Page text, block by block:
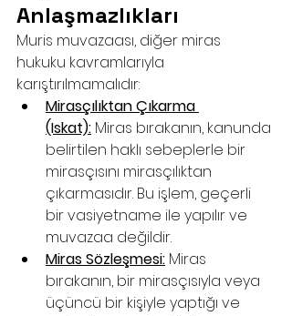
Anlaşmazlıkları
Muris muvazaası, diğer miras
hukuku kavramlarıyla
karıştırılmamalıdır:
Mirasçılıktan Çıkarma
(Iskat): Miras bırakanın, kanunda
belirtilen haklı sebeplerle bir
mirasçısını mirasçılıktan
çıkarmasıdır. Bu işlem, geçerli
bir vasiyetname ile yapılır ve
muvazaa değildir.
Miras Sözleşmesi: Miras
bırakanın, bir mirasçısıyla veya
üçüncü bir kişiyle yaptığı ve